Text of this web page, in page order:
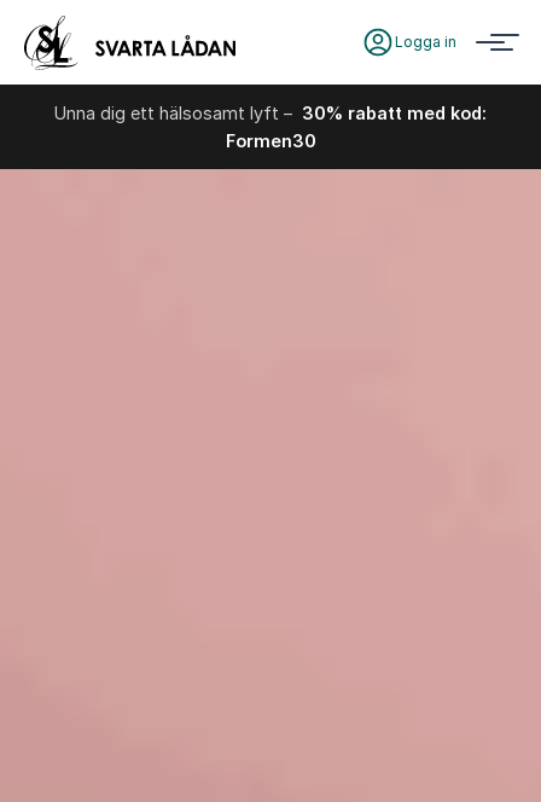
Logga in
Unna dig ett hälsosamt lyft – 30% rabatt med kod:
Formen30